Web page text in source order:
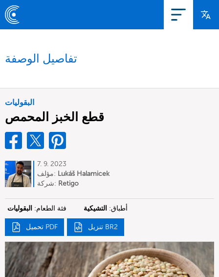
تفاصيل الوصفة
البقوليات
قطع الخبز المحمص
7. 9. 2023
مؤلف: Lukáš Halamicek
شركة: Retigo
فئة الطعام: البقوليات أطباق: التشيكية
تحميل PDF تنزيل BR2